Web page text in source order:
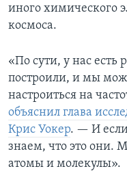
иного химического
космоса.
«По сути, у нас
построили, и мы
настроиться на
объяснил глава
Крис Уокер. — И
знаем, что это они.
атомы и молекулы».